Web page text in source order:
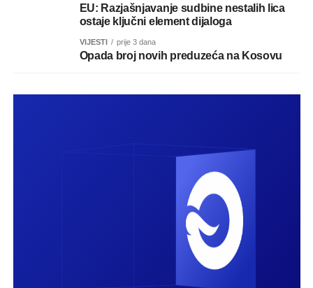
EU: Razjašnjavanje sudbine nestalih lica
ostaje ključni element dijaloga
VIJESTI prije 3 dana
Opada broj novih preduzeća na Kosovu